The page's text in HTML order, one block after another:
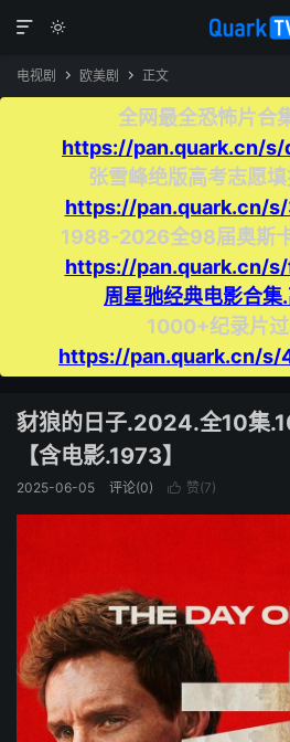


电视剧  欧美剧  正文
全网最全恐怖片合
https://pan.quark.cn/
张雪峰绝版高考志愿填
https://pan.quark.cn/
1988-2026全98届奥斯卡
https://pan.quark.cn/
周星驰经典电影合
1000+纪录片过
https://pan.quark.cn/
豺狼的日子.2024.全10集
【含电影.1973】
2025-06-05 评论(0)  赞(7)